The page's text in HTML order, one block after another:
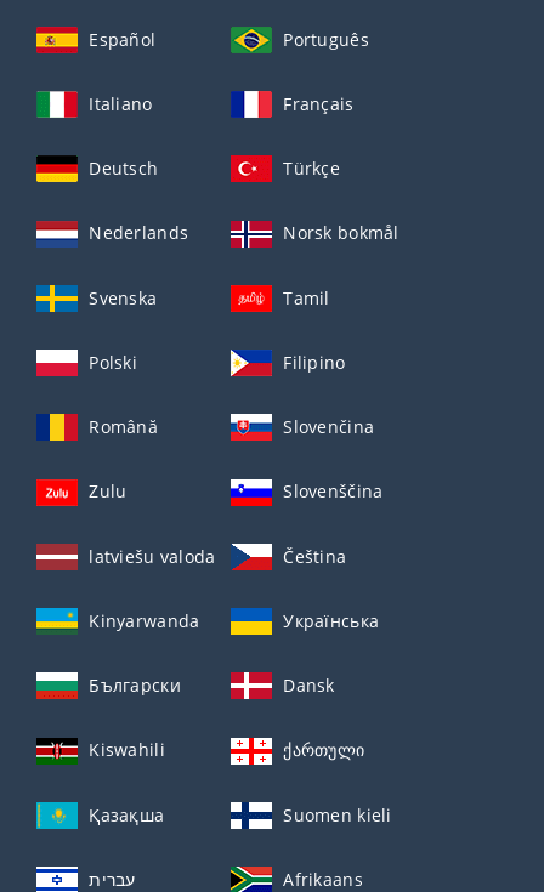
Español Português
Italiano Français
Deutsch Türkçe
Nederlands Norsk bokmål
Svenska Tamil
Polski Filipino
Română Slovenčina
Zulu Slovenščina
latviešu valoda Čeština
Kinyarwanda Українська
Български Dansk
Kiswahili ქართული
Қазақша Suomen kieli
עברית Afrikaans